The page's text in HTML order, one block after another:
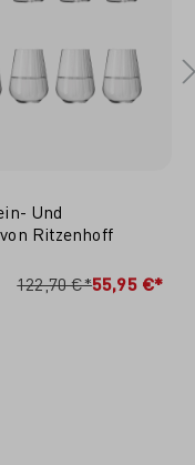
Und
Ritzenhoff
122,70 €*55,95 €*